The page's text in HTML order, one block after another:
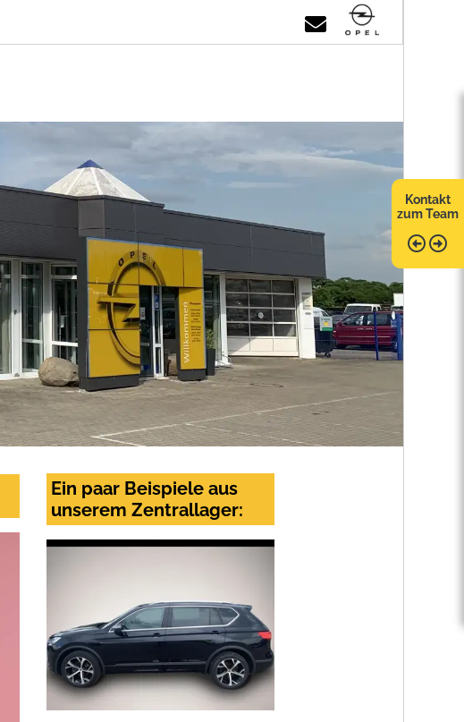
Kontakt
zum Team
Ein paar Beispiele aus
unserem Zentrallager: